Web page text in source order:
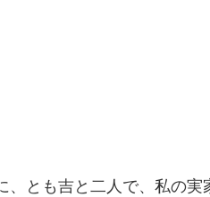
、とも吉と二人で、私の